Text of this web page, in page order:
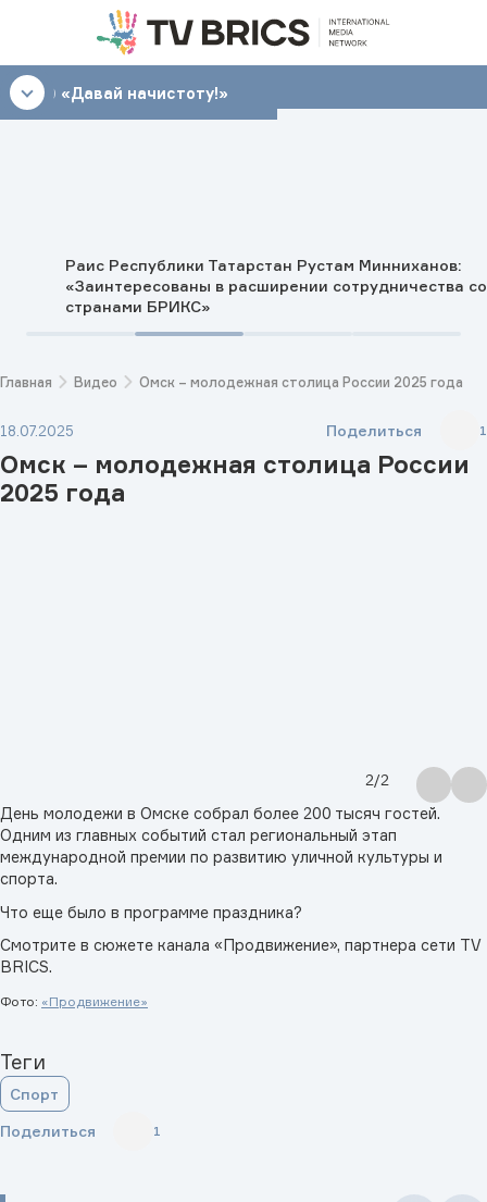
10:30 «Давай начистоту!»
Раис Республики Татарстан Рустам Минниханов:
«Заинтересованы в расширении сотрудничества со
странами БРИКС»
Главная Видео Омск – молодежная столица России 2025 года
18.07.2025 Поделиться 1
Омск – молодежная столица России
2025 года
2/2
День молодежи в Омске собрал более 200 тысяч гостей.
Одним из главных событий стал региональный этап
международной премии по развитию уличной культуры и
спорта.
Что еще было в программе праздника?
Смотрите в сюжете канала «Продвижение», партнера сети TV
BRICS.
Фото: «Продвижение»
Теги
Спорт
Поделиться 1